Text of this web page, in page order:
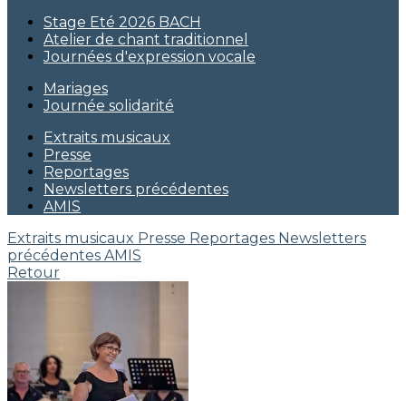
Stage Eté 2026 BACH
Atelier de chant traditionnel
Journées d'expression vocale
Mariages
Journée solidarité
Extraits musicaux
Presse
Reportages
Newsletters précédentes
AMIS
Extraits musicaux Presse Reportages Newsletters
précédentes AMIS
Retour